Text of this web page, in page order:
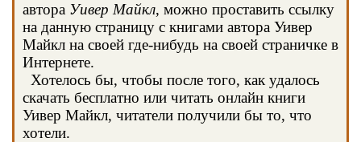
автора Уивер Майкл, можно проставить ссылку
на данную страницу с книгами автора Уивер
Майкл на своей где-нибудь на своей страничке в
Интернете.
Хотелось бы, чтобы после того, как удалось
скачать бесплатно или читать онлайн книги
Уивер Майкл, читатели получили бы то, что
хотели.